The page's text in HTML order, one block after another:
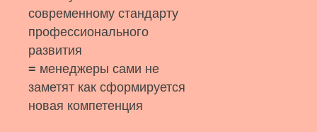
современному стандарту
профессионального
развития
= менеджеры сами не
заметят как сформируется
новая компетенция